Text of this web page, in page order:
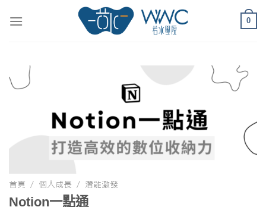
0
首頁 / 個人成長 / 潛能激發
Notion一點通